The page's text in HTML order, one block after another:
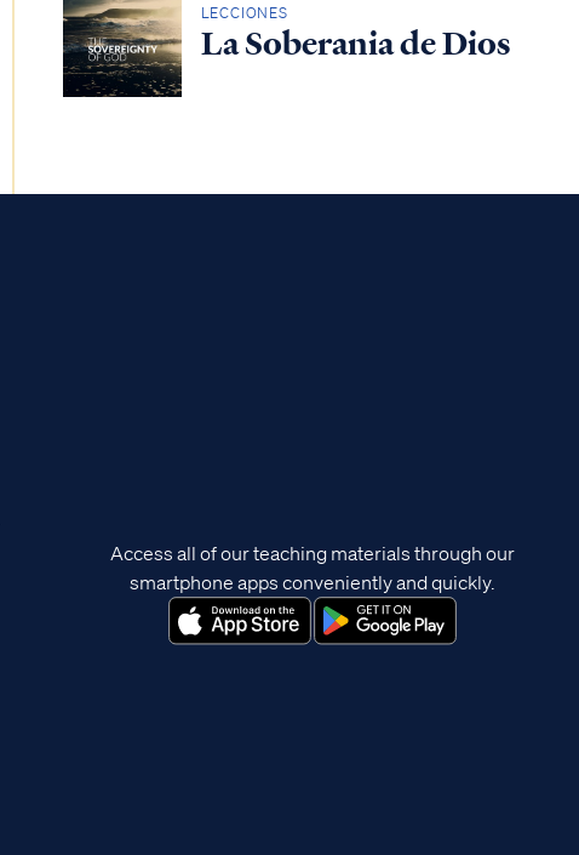
LECCIONES
La Soberania de Dios
Access all of our teaching materials through our
smartphone apps conveniently and quickly.